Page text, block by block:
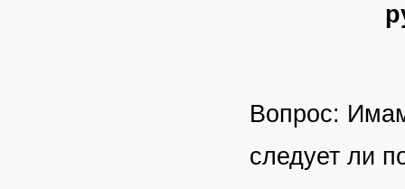
Вопрос:
следует ли